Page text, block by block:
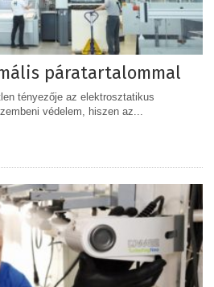
páratartalommal
tényezője az elektrosztatikus
védelem, hiszen az...